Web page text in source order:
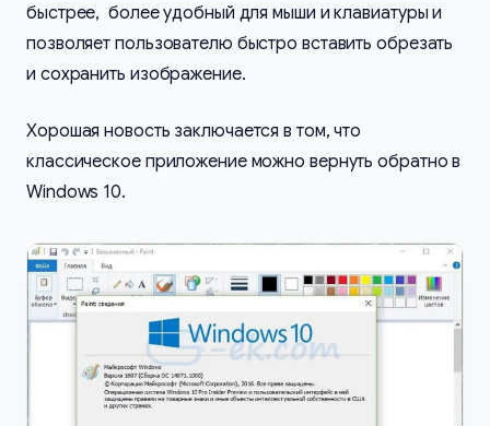
быстрее, более удобный для мыши и клавиатуры и
позволяет пользователю быстро вставить обрезать
и сохранить изображение.
Хорошая новость заключается в том, что
классическое приложение можно вернуть обратно в
Windows 10.